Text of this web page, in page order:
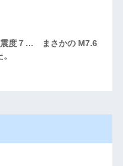
震度７… まさかの M7.6